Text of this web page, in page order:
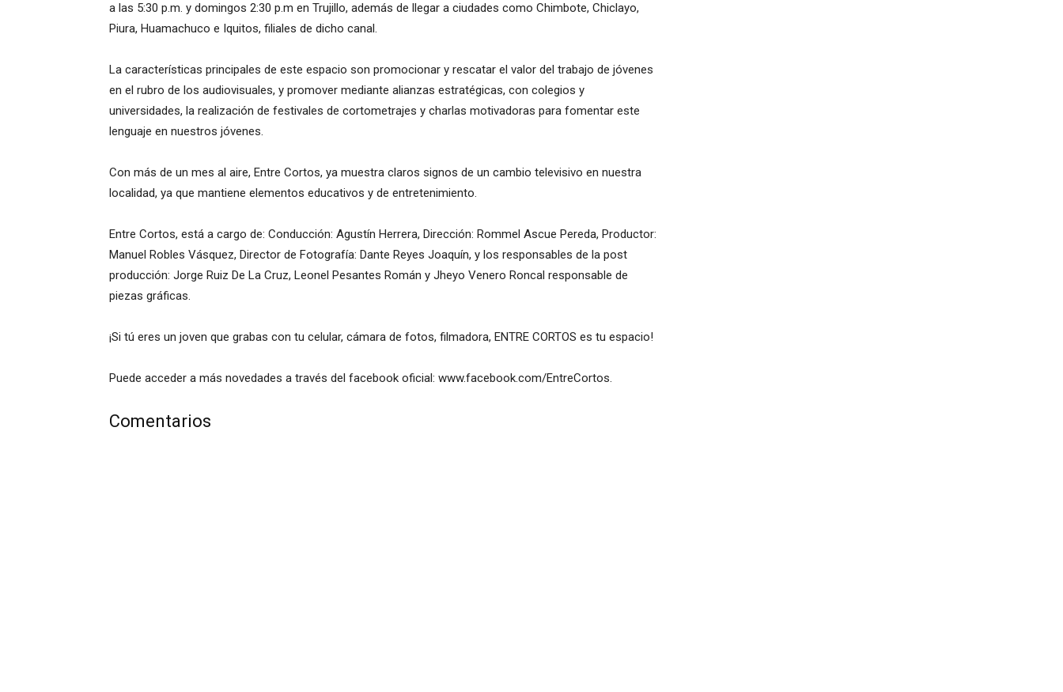
a las 5:30 p.m. y domingos 2:30 p.m en Trujillo, además de llegar a ciudades como Chimbote, Chiclayo,
Piura, Huamachuco e Iquitos, filiales de dicho canal.
La características principales de este espacio son promocionar y rescatar el valor del trabajo de jóvenes
en el rubro de los audiovisuales, y promover mediante alianzas estratégicas, con colegios y
universidades, la realización de festivales de cortometrajes y charlas motivadoras para fomentar este
lenguaje en nuestros jóvenes.
Con más de un mes al aire, Entre Cortos, ya muestra claros signos de un cambio televisivo en nuestra
localidad, ya que mantiene elementos educativos y de entretenimiento.
Entre Cortos, está a cargo de: Conducción: Agustín Herrera, Dirección: Rommel Ascue Pereda, Productor:
Manuel Robles Vásquez, Director de Fotografía: Dante Reyes Joaquín, y los responsables de la post
producción: Jorge Ruiz De La Cruz, Leonel Pesantes Román y Jheyo Venero Roncal responsable de
piezas gráficas.
¡Si tú eres un joven que grabas con tu celular, cámara de fotos, filmadora, ENTRE CORTOS es tu espacio!
Puede acceder a más novedades a través del facebook oficial: www.facebook.com/EntreCortos.
Comentarios